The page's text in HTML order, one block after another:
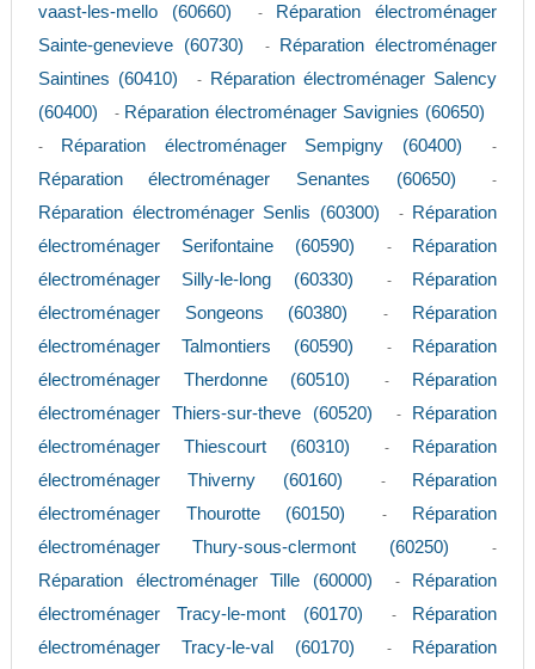
vaast-les-mello (60660)
-
Réparation électroménager
Sainte-genevieve (60730)
-
Réparation électroménager
Saintines (60410)
-
Réparation électroménager Salency
(60400)
- Réparation électroménager Savignies (60650)
- Réparation électroménager Sempigny (60400) -
Réparation électroménager Senantes (60650) -
Réparation électroménager Senlis (60300) -
Réparation
électroménager Serifontaine (60590)
-
Réparation
électroménager Silly-le-long (60330)
-
Réparation
électroménager Songeons (60380)
-
Réparation
électroménager Talmontiers (60590)
-
Réparation
électroménager Therdonne (60510)
-
Réparation
électroménager Thiers-sur-theve (60520)
-
Réparation
électroménager Thiescourt (60310)
-
Réparation
électroménager Thiverny (60160)
-
Réparation
électroménager Thourotte (60150)
-
Réparation
électroménager Thury-sous-clermont (60250)
-
Réparation électroménager Tille (60000) -
Réparation
électroménager Tracy-le-mont (60170)
-
Réparation
électroménager Tracy-le-val (60170)
-
Réparation